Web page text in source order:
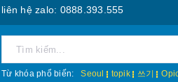
zalo: 0888.393.555
Từ khóa phổ biến: Seoul topik 쓰기